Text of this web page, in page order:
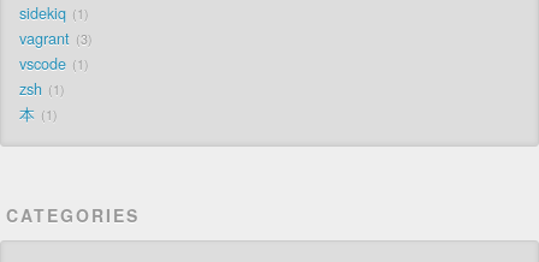
sidekiq 1
vagrant 3
vscode 1
zsh 1
本 1
CATEGORIES